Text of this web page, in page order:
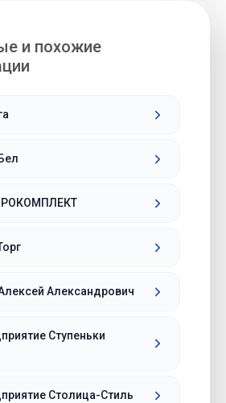
и похожие
Александрович
Ступеньки
Столица-Стиль